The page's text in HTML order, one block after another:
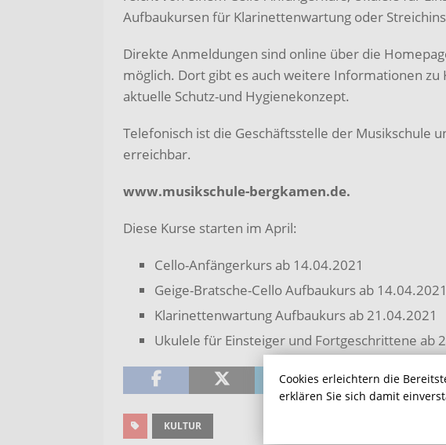
Aufbaukursen für Klarinettenwartung oder
Direkte Anmeldungen sind online über die
möglich. Dort gibt es auch weitere Informationen zu
aktuelle Schutz-und Hygienekonzept.
Telefonisch ist die Geschäftsstelle der Musikschule
erreichbar.
www.musikschule-bergkamen.de.
Diese Kurse starten im April:
Cello-Anfängerkurs ab 14.04.2021
Geige-Bratsche-Cello Aufbaukurs ab 14.04.2021
Klarinettenwartung Aufbaukurs ab 21.04.2021
Ukulele für Einsteiger und Fortgeschrittene ab
KULTUR
Cookies erleichtern die
erklären Sie sich damit